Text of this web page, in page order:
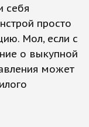
себя
просто
Мол, если с
о выкупной
может